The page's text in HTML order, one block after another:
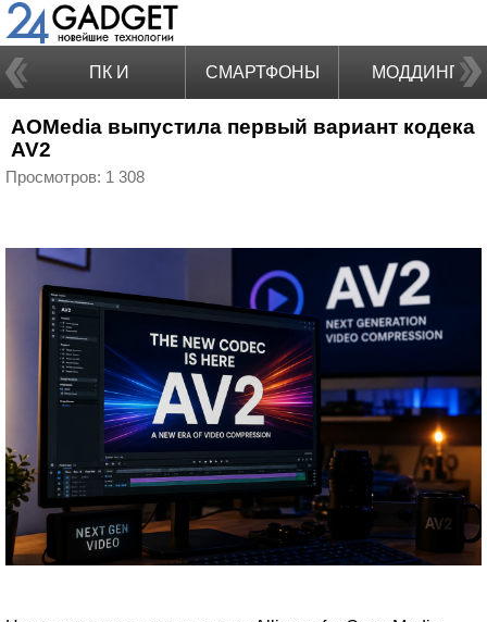
ПК И
НОУТБУКИ
СМАРТФОНЫ МОДДИНГ
AOMedia выпустила первый вариант кодека
AV2
Просмотров: 1 308